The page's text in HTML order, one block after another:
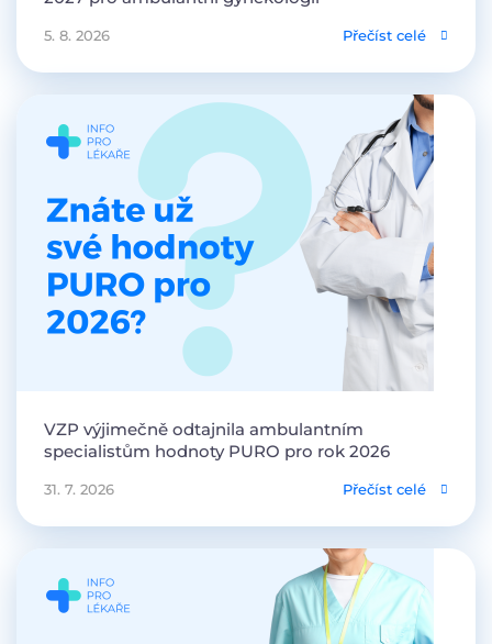
5. 8. 2026 Přečíst celé
VZP výjimečně odtajnila ambulantním
specialistům hodnoty PURO pro rok 2026
31. 7. 2026 Přečíst celé